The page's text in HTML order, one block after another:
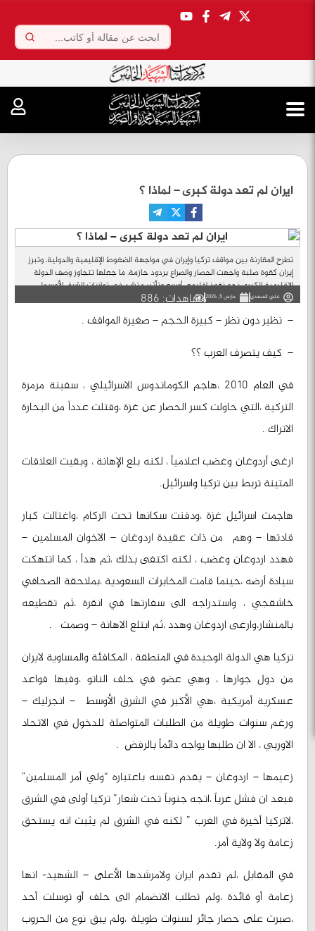
.
ايران لم تعد دولة كبرى – لماذا ؟
تطرح المقارنة بين مواقف تركيا وإيران في مواجهة الضغوط الإقليمية والدولية، وتبرز
إيران كقوة صلبة واجهت الحصار والصراع بردود حازمة، ما جعلها تتجاوز وصف الدولة
الإقليمية الكبرى نحو نفوذ إقليمي أوسع وتأثير متزايد في توازنات الشرق الأوسط...
علي السعدي مارس 5, 2026
مشاهدات: 886
– نظير دون نظر – كبيرة الحجم – صغيرة المواقف .
– كيف يتصرف العرب ؟؟
في العام 2010 ،هاجم الكوماندوس الاسرائيلي ، سفينة مرمرة
التركية ،التي حاولت كسر الحصار عن غزة ،وقتلت عدداً من البحارة
الاتراك .
ارغى أردوغان وغضب اعلامياً ، لكنه بلع الإهانة ، وبقيت العلاقات
المتينة تربط بين تركيا واسرائيل.
هاجمت اسرائيل غزة ،ودفنت سكانها تحت الركام ،واغتالت كبار
قادتها – وهم من ذات عقيدة اردوغان – الاخوان المسلمين –
فهدد اردوغان وغضب ، لكنه اكتفى بذلك ،ثم هدأ ، كما انتهكت
سيادة أرضه ،حينما قامت المخابرات السعودية ،بملاحقة الصحافي
خاشقجي ، واستدراجه الى سفارتها في انقرة ،ثم تقطيعه
بالمنشار،وارغى اردوغان وهدد ،ثم ابتلع الاهانة – وصمت .
تركيا هي الدولة الوحيدة في المنطقة ، المكافئة والمساوية لايران
من دول جوارها ، وهي عضو في حلف الناتو ،وفيها قواعد
عسكرية أمريكية ،هي الأكبر في الشرق الأوسط – انجرليك –
ورغم سنوات طويلة من الطلبات المتواصلة للدخول في الاتحاد
الاوربي ، الا ان طلبها يواجه دائماً بالرفض .
زعيمها – اردوغان – يقدم نفسه باعتباره “ولي أمر المسلمين”
فبعد ان فشل غرباً ،اتجه جنوباً تحت شعار” تركيا أولى في الشرق
،لاتركيا أخيرة في الغرب ” لكنه في الشرق لم يثبت انه يستحق
زعامة ولا ولاية أمر.
في المقابل ،لم تقدم ايران ولامرشدها الأعلى – الشهيد- انها
زعامة أو قائدة ،ولم تطلب الانضمام الى حلف أو توسلت أحد
،صبرت على حصار جائر لسنوات طويلة ،ولم يبق نوع من الحروب